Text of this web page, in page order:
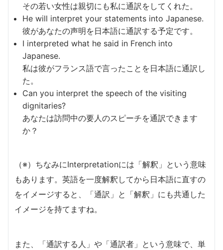
その若い女性は親切にも私に通訳をしてくれた。
He will interpret your statements into Japanese.
彼があなたの声明を日本語に通訳する予定です。
I interpreted what he said in French into
Japanese.
私は彼がフランス語で言ったことを日本語に通訳し
た。
Can you interpret the speech of the visiting
dignitaries?
あなたは訪問中の要人のスピーチを通訳できます
か？
（※）ちなみにInterpretationには「解釈」という意味
もあります。英語を一度解釈してから日本語に直すの
をイメージすると、「通訳」と「解釈」にも共通した
イメージを持てますね。
また、「通訳する人」や「通訳者」という意味で、単